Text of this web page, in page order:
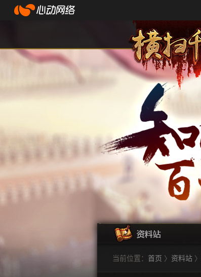
当前位置： 首页 〉 资料站 〉